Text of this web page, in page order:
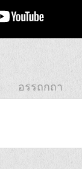
อรรถกถา